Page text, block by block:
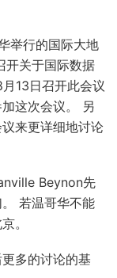
举行的国际大地
开关于国际数据
13日召开此会议
这次会议。 另
来更详细地讨论
Beynon先
若温哥华不能
。
多的讨论的基